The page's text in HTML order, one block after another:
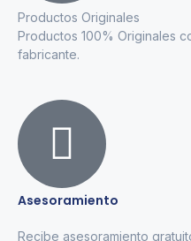
Productos Originales
Productos 100% Originales
fabricante.
Asesoramiento
Recibe asesoramiento